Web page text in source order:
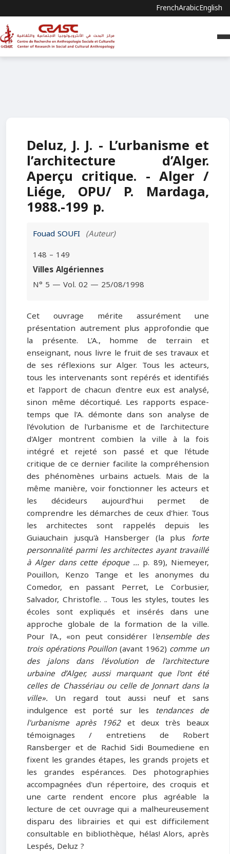
FrenchArabicEnglish
Deluz, J. J. - L’urbanisme et
l’architecture d’Alger.
Aperçu critique. - Alger /
Liége, OPU/ P. Mardaga,
1988.-199 p.
Fouad SOUFI (Auteur)
148 – 149
Villes Algériennes
N° 5 — Vol. 02 — 25/08/1998
Cet ouvrage mérite assurément une
présentation autrement plus approfondie que
la présente. L'A., homme de terrain et
enseignant, nous livre le fruit de ses travaux et
de ses réflexions sur Alger. Tous les acteurs,
tous les intervenants sont repérés et identifiés
et l'apport de chacun d'entre eux est analysé,
sinon même décortiqué. Les rapports espace-
temps que l'A. démonte dans son analyse de
l'évolution de l'urbanisme et de l'architecture
d'Alger montrent combien la ville à la fois
intégré et rejeté son passé et que l'étude
critique de ce dernier facilite la compréhension
des phénomènes urbains actuels. Mais de la
même manière, voir fonctionner les acteurs et
les décideurs aujourd'hui permet de
comprendre les démarches de ceux d'hier. Tous
les architectes sont rappelés depuis les
Guiauchain jusqu'à Hansberger (la plus forte
personnalité parmi les architectes ayant travaillé
à Alger dans cette époque ... p. 89), Niemeyer,
Pouillon, Kenzo Tange et les anonymes du
Comedor, en passant Perret, Le Corbusier,
Salvador, Christofle. .. Tous les styles, toutes les
écoles sont expliqués et insérés dans une
approche globale de la formation de la ville.
Pour l'A., «on peut considérer l'ensemble des
trois opérations Pouillon(avant 1962) comme un
des jalons dans l'évolution de l'architecture
urbaine d’Alger, aussi marquant que l'ont été
celles de Chassériau ou celle de Jonnart dans la
ville». Un regard tout aussi neuf et sans
indulgence est porté sur les tendances de
l'urbanisme après 1962 et deux très beaux
témoignages / entretiens de Robert
Ransberger et de Rachid Sidi Boumediene en
fixent les grandes étapes, les grands projets et
les grandes espérances. Des photographies
accompagnées d'un répertoire, des croquis et
une carte rendent encore plus agréable la
lecture de cet ouvrage qui a malheureusement
disparu des librairies et qui est difficilement
consultable en bibliothèque, hélas! Alors, après
Lespés, Deluz ?